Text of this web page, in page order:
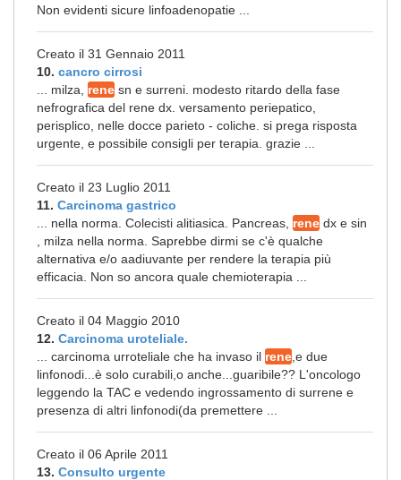
Non evidenti sicure linfoadenopatie ...
Creato il 31 Gennaio 2011
10. cancro cirrosi
... milza, rene sn e surreni. modesto ritardo della fase
nefrografica del rene dx. versamento periepatico,
perisplico, nelle docce parieto - coliche. si prega risposta
urgente, e possibile consigli per terapia. grazie ...
Creato il 23 Luglio 2011
11. Carcinoma gastrico
... nella norma. Colecisti alitiasica. Pancreas, rene dx e sin
, milza nella norma. Saprebbe dirmi se c'è qualche
alternativa e/o aadiuvante per rendere la terapia più
efficacia. Non so ancora quale chemioterapia ...
Creato il 04 Maggio 2010
12. Carcinoma uroteliale.
... carcinoma urroteliale che ha invaso il rene ,e due
linfonodi...è solo curabili,o anche...guaribile?? L'oncologo
leggendo la TAC e vedendo ingrossamento di surrene e
presenza di altri linfonodi(da premettere ...
Creato il 06 Aprile 2011
13. Consulto urgente